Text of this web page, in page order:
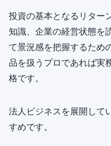
投資の基本となるリター
知識、企業の経営状態を
て景況感を把握するため
品を扱うプロであれば実
格です。
法人ビジネスを展開して
すめです。